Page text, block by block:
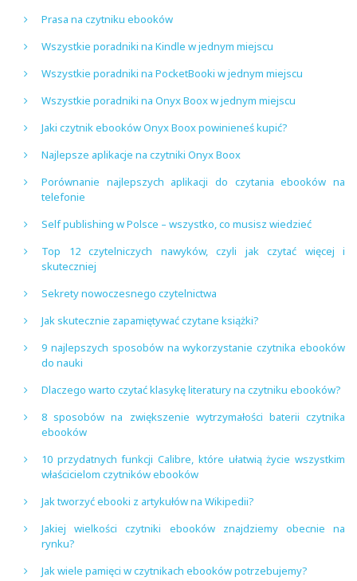
Prasa na czytniku ebooków
Wszystkie poradniki na Kindle w jednym miejscu
Wszystkie poradniki na PocketBooki w jednym miejscu
Wszystkie poradniki na Onyx Boox w jednym miejscu
Jaki czytnik ebooków Onyx Boox powinieneś kupić?
Najlepsze aplikacje na czytniki Onyx Boox
Porównanie najlepszych aplikacji do czytania ebooków na
telefonie
Self publishing w Polsce – wszystko, co musisz wiedzieć
Top 12 czytelniczych nawyków, czyli jak czytać więcej i
skuteczniej
Sekrety nowoczesnego czytelnictwa
Jak skutecznie zapamiętywać czytane książki?
9 najlepszych sposobów na wykorzystanie czytnika ebooków
do nauki
Dlaczego warto czytać klasykę literatury na czytniku ebooków?
8 sposobów na zwiększenie wytrzymałości baterii czytnika
ebooków
10 przydatnych funkcji Calibre, które ułatwią życie wszystkim
właścicielom czytników ebooków
Jak tworzyć ebooki z artykułów na Wikipedii?
Jakiej wielkości czytniki ebooków znajdziemy obecnie na
rynku?
Jak wiele pamięci w czytnikach ebooków potrzebujemy?